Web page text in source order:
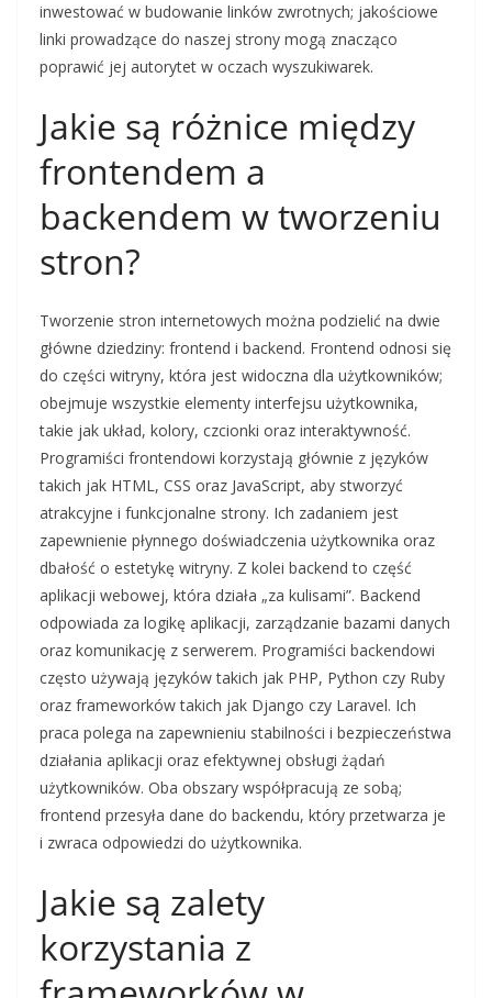
inwestować w budowanie linków zwrotnych; jakościowe
linki prowadzące do naszej strony mogą znacząco
poprawić jej autorytet w oczach wyszukiwarek.
Jakie są różnice między
frontendem a
backendem w tworzeniu
stron?
Tworzenie stron internetowych można podzielić na dwie
główne dziedziny: frontend i backend. Frontend odnosi się
do części witryny, która jest widoczna dla użytkowników;
obejmuje wszystkie elementy interfejsu użytkownika,
takie jak układ, kolory, czcionki oraz interaktywność.
Programiści frontendowi korzystają głównie z języków
takich jak HTML, CSS oraz JavaScript, aby stworzyć
atrakcyjne i funkcjonalne strony. Ich zadaniem jest
zapewnienie płynnego doświadczenia użytkownika oraz
dbałość o estetykę witryny. Z kolei backend to część
aplikacji webowej, która działa „za kulisami”. Backend
odpowiada za logikę aplikacji, zarządzanie bazami danych
oraz komunikację z serwerem. Programiści backendowi
często używają języków takich jak PHP, Python czy Ruby
oraz frameworków takich jak Django czy Laravel. Ich
praca polega na zapewnieniu stabilności i bezpieczeństwa
działania aplikacji oraz efektywnej obsługi żądań
użytkowników. Oba obszary współpracują ze sobą;
frontend przesyła dane do backendu, który przetwarza je
i zwraca odpowiedzi do użytkownika.
Jakie są zalety
korzystania z